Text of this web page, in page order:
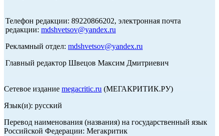
Телефон редакции: 89220866202, электронная почта
редакции: mdshvetsov@yandex.ru
Рекламный отдел: mdshvetsov@yandex.ru
Главный редактор Швецов Максим Дмитриевич
Сетевое издание megacritic.ru (МЕГАКРИТИК.РУ)
Язык(и): русский
Перевод наименования (названия) на государственный язык
Российской Федерации: Мегакритик